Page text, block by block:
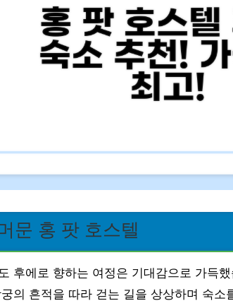
문 홍 팟 호스텔
후에로 향하는 여정은 기대감으로 가득
의 흔적을 따라 걷는 길을 상상하며 숙소